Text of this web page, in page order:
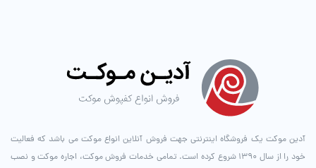
آدین موکت یک فروشگاه اینترنتی جهت فروش آنلاین انواع موکت می باشد که فعالیت
خود را از سال ۱۳۹۰ شروع کرده است. تمامی خدمات فروش موکت، اجاره موکت و نصب